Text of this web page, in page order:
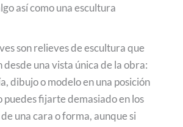
así como una escultura
son relieves de escultura que
desde una vista única de la obra:
dibujo o modelo en una posición
puedes fijarte demasiado en los
una cara o forma, aunque si